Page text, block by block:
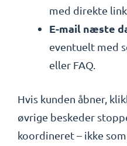
med direkte
E-mail næste
eventuelt med
eller FAQ.
Hvis kunden åbner,
øvrige beskeder
koordineret – ikke